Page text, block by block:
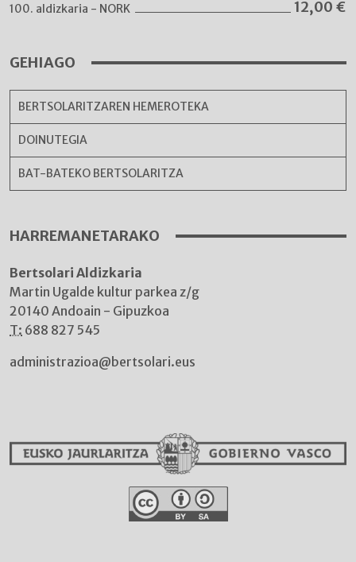
100. aldizkaria - NORK 12,00 €
GEHIAGO
BERTSOLARITZAREN HEMEROTEKA
DOINUTEGIA
BAT-BATEKO BERTSOLARITZA
HARREMANETARAKO
Bertsolari Aldizkaria
Martin Ugalde kultur parkea z/g
20140 Andoain - Gipuzkoa
T: 688 827 545
administrazioa@bertsolari.eus